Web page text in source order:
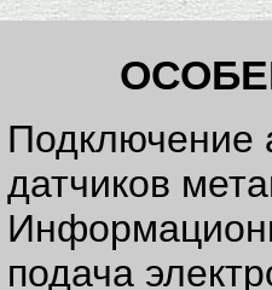
Подключение
датчиков
подача